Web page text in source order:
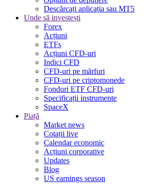
Descărcați aplicația sau MT5
Unde să investești
Forex
Acțiuni
ETFs
Acțiuni CFD-uri
Indici CFD
CFD-uri pe mărfuri
CFD-uri pe criptomonede
Fonduri ETF CFD-uri
Specificații instrumente
SpaceX
Piață
Market news
Cotații live
Calendar economic
Acțiuni corporative
Updates
Blog
US earnings season